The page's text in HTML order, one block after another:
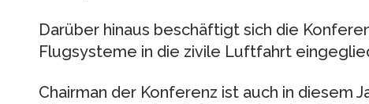
Darüber hinaus beschäftigt sich die
Flugsysteme in die zivile Luftfahrt
Chairman der Konferenz ist auch in diesem